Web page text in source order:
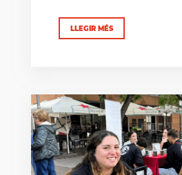
LLEGIR MÉS